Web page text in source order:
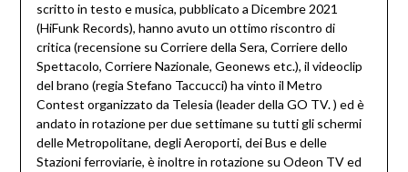
scritto in testo e musica, pubblicato a Dicembre 2021
(HiFunk Records), hanno avuto un ottimo riscontro di
critica (recensione su Corriere della Sera, Corriere dello
Spettacolo, Corriere Nazionale, Geonews etc.), il videoclip
del brano (regia Stefano Taccucci) ha vinto il Metro
Contest organizzato da Telesia (leader della GO TV. ) ed è
andato in rotazione per due settimane su tutti gli schermi
delle Metropolitane, degli Aeroporti, dei Bus e delle
Stazioni ferroviarie, è inoltre in rotazione su Odeon TV ed